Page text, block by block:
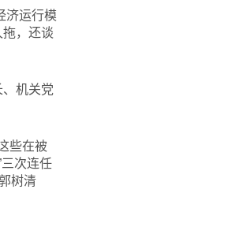
济运行模
，还谈
机关党
些在被
次连任
树清